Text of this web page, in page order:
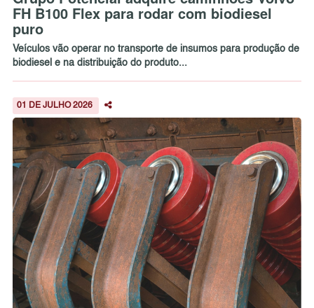
FH B100 Flex para rodar com biodiesel
puro
Veículos vão operar no transporte de insumos para produção de
biodiesel e na distribuição do produto...
01 DE JULHO 2026